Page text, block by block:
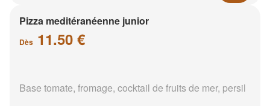
Pizza meditéranéenne junior
Dès 11.50 €
Base tomate, fromage, cocktail de fruits de mer, persil